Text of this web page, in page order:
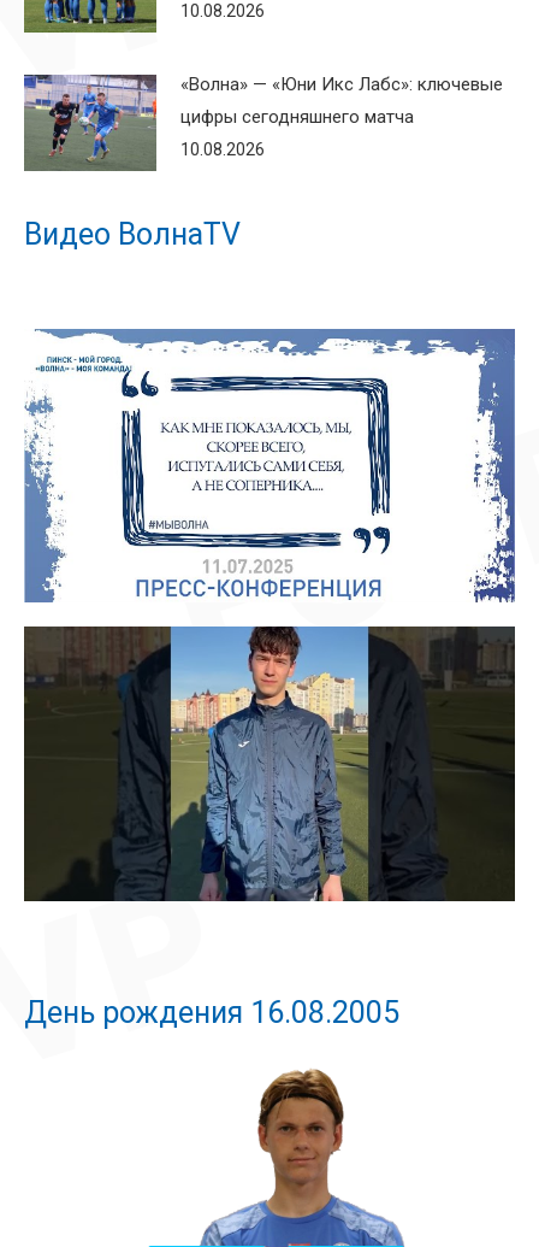
10.08.2026
«Волна» — «Юни Икс Лабс»: ключевые
цифры сегодняшнего матча
10.08.2026
Видео ВолнаTV
День рождения 16.08.2005